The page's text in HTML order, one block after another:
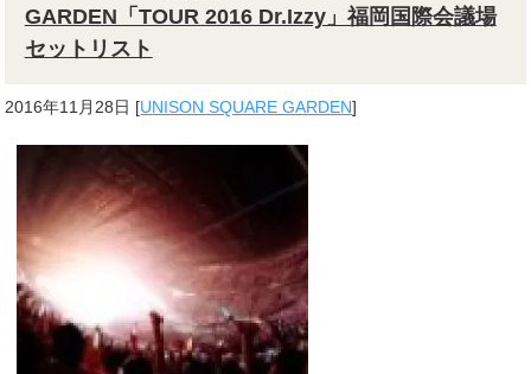
GARDEN「TOUR 2016 Dr.Izzy」福岡国際会議場
セットリスト
2016年11月28日 [UNISON SQUARE GARDEN]